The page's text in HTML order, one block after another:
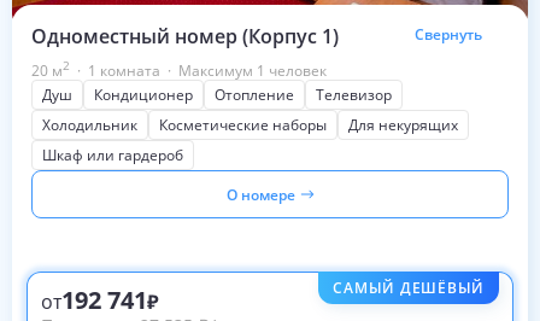
Одноместный номер (Корпус 1)
Свернуть
20 м2 · 1 комната · Максимум 1 человек
Душ
Кондиционер Отопление
Телевизор
Холодильник
Косметические наборы
Для некурящих
Шкаф или гардероб
О номере
САМЫЙ ДЕШЁВЫЙ
от192 741